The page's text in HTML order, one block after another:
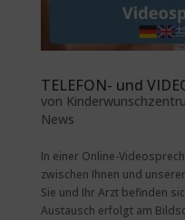
TELEFON- und
von
News
In einer Online-
zwischen Ihnen und
Sie und Ihr Arzt befinden
Austausch erfolgt am